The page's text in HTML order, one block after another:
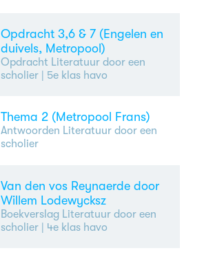
Opdracht 3,6 & 7 (Engelen en
duivels, Metropool)
Opdracht Literatuur door een
scholier| 5e klas havo
Thema 2 (Metropool Frans)
Antwoorden Literatuur door een
scholier
Van den vos Reynaerde door
Willem Lodewycksz
Boekverslag Literatuur door een
scholier| 4e klas havo